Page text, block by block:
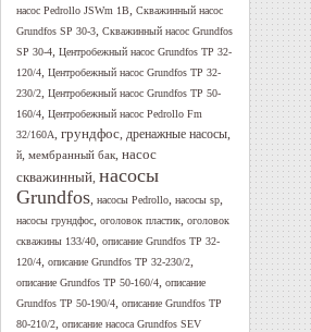
насос Pedrollo JSWm 1B, Скважинный насос
Grundfos SP 30-3, Скважинный насос Grundfos
SP 30-4, Центробежный насос Grundfos TP 32-
120/4, Центробежный насос Grundfos TP 32-
230/2, Центробежный насос Grundfos TP 50-
160/4, Центробежный насос Pedrollo Fm
32/160A, грундфос, дренажные насосы,
й, мембранный бак, насос
скважинный, насосы
Grundfos, насосы Pedrollo, насосы sp,
насосы грундфос, оголовок пластик, оголовок
скважины 133/40, описание Grundfos TP 32-
120/4, описание Grundfos TP 32-230/2,
описание Grundfos TP 50-160/4, описание
Grundfos TP 50-190/4, описание Grundfos TP
80-210/2, описание насоса Grundfos SEV